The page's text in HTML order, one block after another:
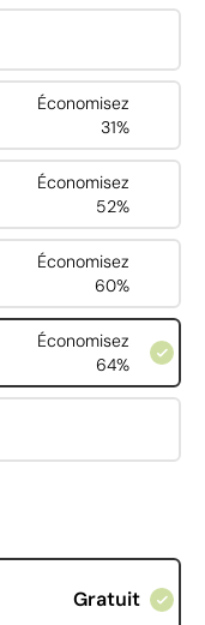
Économisez
31%
Économisez
52%
Économisez
60%
Économisez
64%
Gratuit